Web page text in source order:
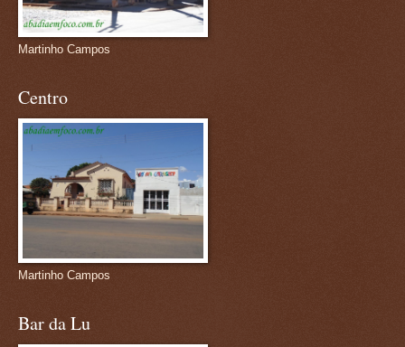
Martinho Campos
Centro
Martinho Campos
Bar da Lu